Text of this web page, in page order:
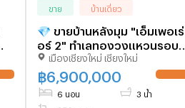
ขาย บ้านเดี่ยว
💎 ขายบ้านหลังมุม "เอ็มเพอเร่
อร์ 2" ทำเลทองวงแหวนรอบ 2
ใกล้โลตัสรวมโชค T. 063-
6649056
เมืองเชียงใหม่ เชียงใหม่
฿6,900,000
6 นอน 3 น้ำ